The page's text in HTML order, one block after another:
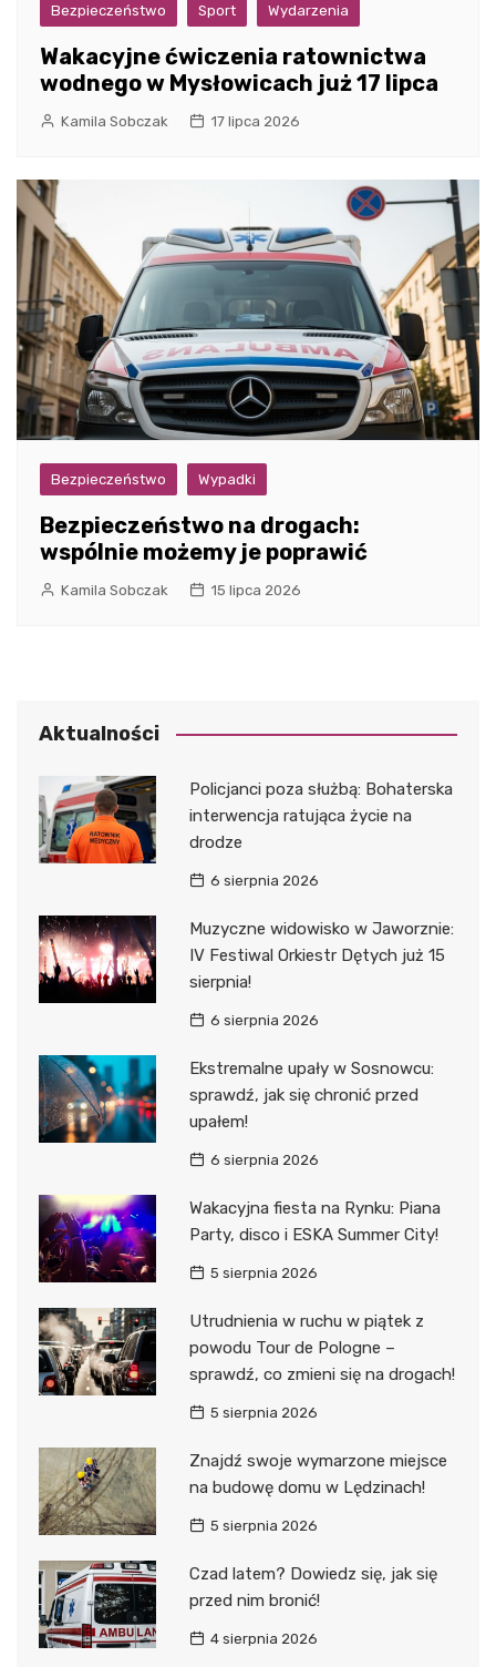
Bezpieczeństwo Sport Wydarzenia
Wakacyjne ćwiczenia ratownictwa
wodnego w Mysłowicach już 17 lipca
Kamila Sobczak 17 lipca 2026
Bezpieczeństwo Wypadki
Bezpieczeństwo na drogach:
wspólnie możemy je poprawić
Kamila Sobczak 15 lipca 2026
Aktualności
Policjanci poza służbą: Bohaterska
interwencja ratująca życie na
drodze
6 sierpnia 2026
Muzyczne widowisko w Jaworznie:
IV Festiwal Orkiestr Dętych już 15
sierpnia!
6 sierpnia 2026
Ekstremalne upały w Sosnowcu:
sprawdź, jak się chronić przed
upałem!
6 sierpnia 2026
Wakacyjna fiesta na Rynku: Piana
Party, disco i ESKA Summer City!
5 sierpnia 2026
Utrudnienia w ruchu w piątek z
powodu Tour de Pologne –
sprawdź, co zmieni się na drogach!
5 sierpnia 2026
Znajdź swoje wymarzone miejsce
na budowę domu w Lędzinach!
5 sierpnia 2026
Czad latem? Dowiedz się, jak się
przed nim bronić!
4 sierpnia 2026